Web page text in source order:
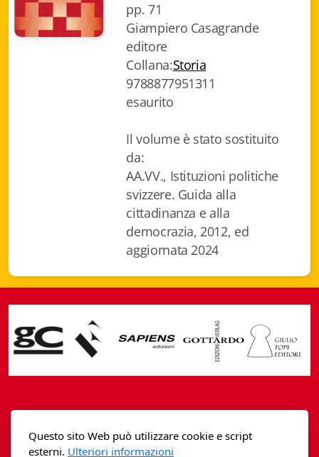
pp. 71
Giampiero Casagrande
editore
Collana:Storia
9788877951311
esaurito
Il volume è stato sostituito
da:
AA.VV., Istituzioni politiche
svizzere. Guida alla
cittadinanza e alla
democrazia, 2012, ed
aggiornata 2024
Casagrande Fidia Sapiens
editori associati sa
Questo sito Web può utilizzare cookie e script
esterni. Ulteriori informazioni
Gottardo ed. Scrittori svizzeri
Gottardo ed. Tempi moderni
Giulio Topi editore
La Toppa
I Facsimili
Contatti